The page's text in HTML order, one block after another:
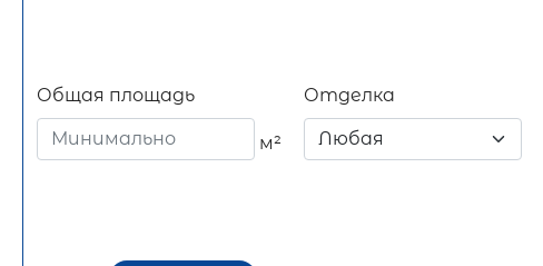
Общая площадь
м²
Отделка